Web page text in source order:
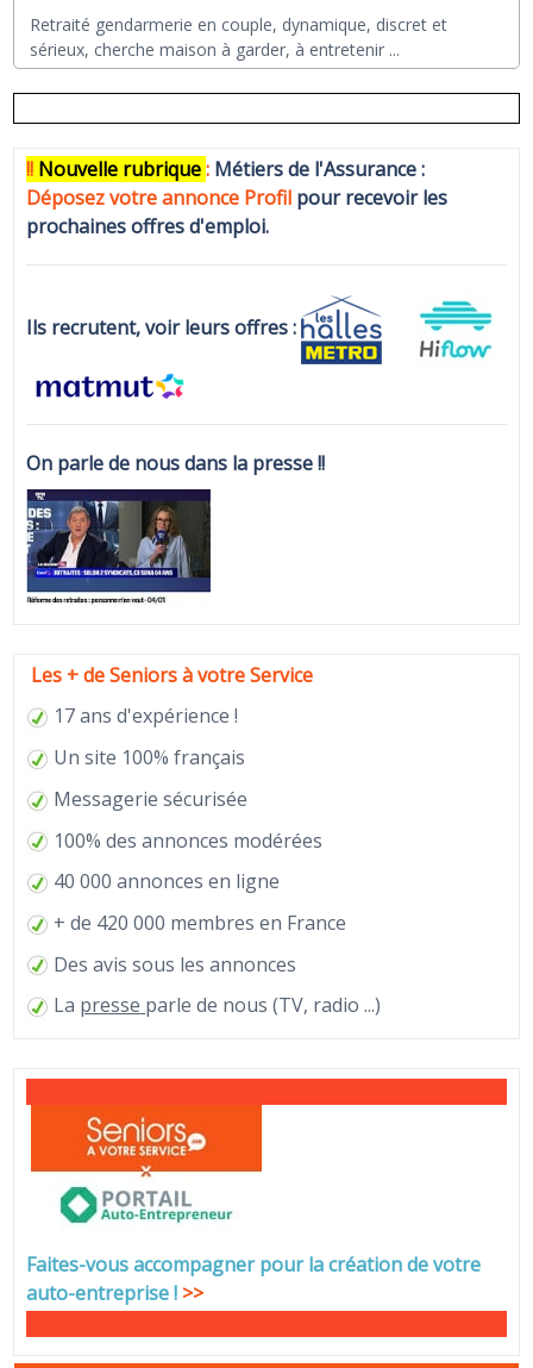
Retraité gendarmerie en couple, dynamique, discret et
sérieux, cherche maison à garder, à entretenir ...
!! Nouvelle rubrique: Métiers de l'Assurance :
Déposez votre annonce Profil pour recevoir les
prochaines offres d'emploi.
Ils recrutent, voir leurs offres :
On parle de nous dans la presse !!
Les + de Seniors à votre Service
17 ans d'expérience !
Un site 100% français
Messagerie sécurisée
100% des annonces modérées
40 000 annonces en ligne
+ de 420 000 membres en France
Des avis sous les annonces
La presse parle de nous (TV, radio ...)
Faites-vous accompagner pour la création de votre
auto-entreprise! >>